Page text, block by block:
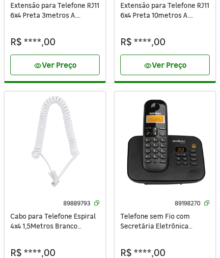
Extensão para Telefone RJ11
6x4 Preta 3metros A.
R$ ****,00
visibilityVer Preço
Extensão para Telefone RJ11
6x4 Preta 10metros A.
R$ ****,00
visibilityVer Preço
89889793
Cabo para Telefone Espiral
4x4 1,5Metros Branco
R$ ****,00
89198270
Telefone sem Fio com
Secretária Eletrônica
R$ ****,00